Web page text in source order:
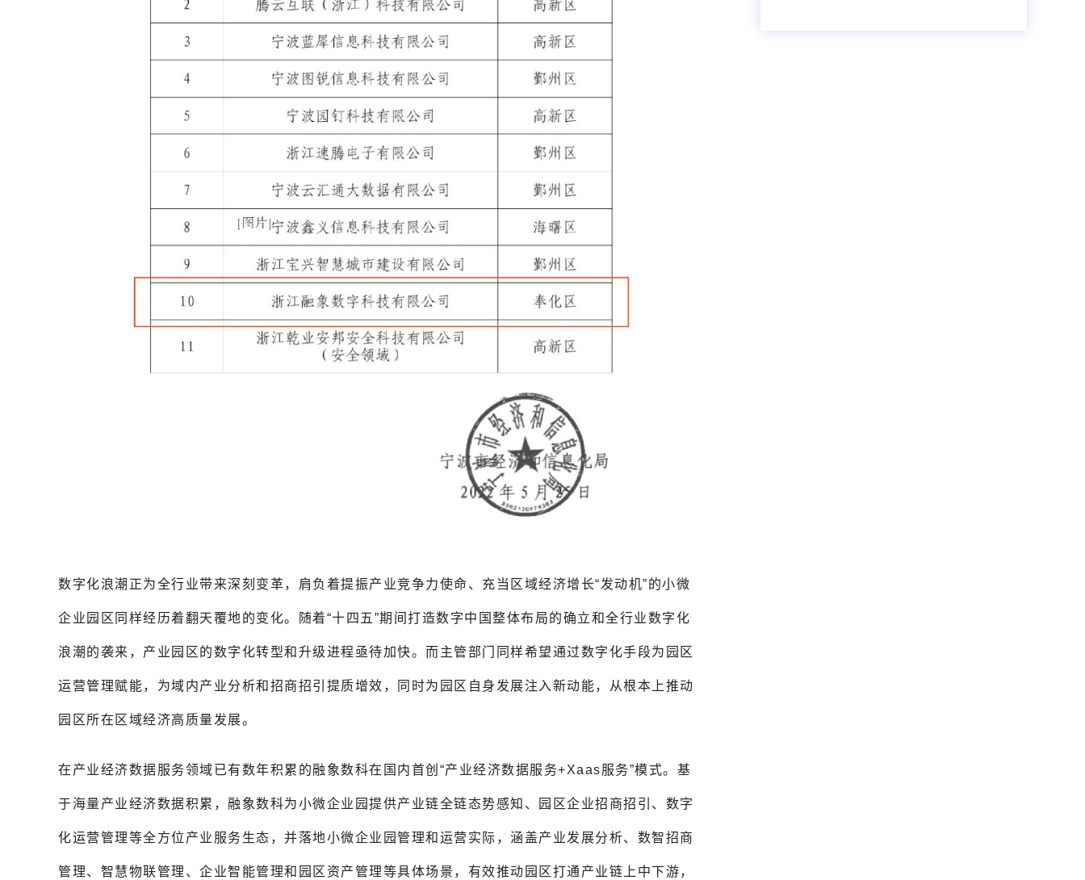
数字化浪潮正为全行业带来深刻变革，肩负着提振产业竞争力使命、充当区域经济增长“发动机”的小微
企业园区同样经历着翻天覆地的变化。随着“十四五”期间打造数字中国整体布局的确立和全行业数字化
浪潮的袭来，产业园区的数字化转型和升级进程亟待加快。而主管部门同样希望通过数字化手段为园区
运营管理赋能，为域内产业分析和招商招引提质增效，同时为园区自身发展注入新动能，从根本上推动
园区所在区域经济高质量发展。
在产业经济数据服务领域已有数年积累的融象数科在国内首创“产业经济数据服务+Xaas服务”模式。基
于海量产业经济数据积累，融象数科为小微企业园提供产业链全链态势感知、园区企业招商招引、数字
化运营管理等全方位产业服务生态，并落地小微企业园管理和运营实际，涵盖产业发展分析、数智招商
管理、智慧物联管理、企业智能管理和园区资产管理等具体场景，有效推动园区打通产业链上中下游，